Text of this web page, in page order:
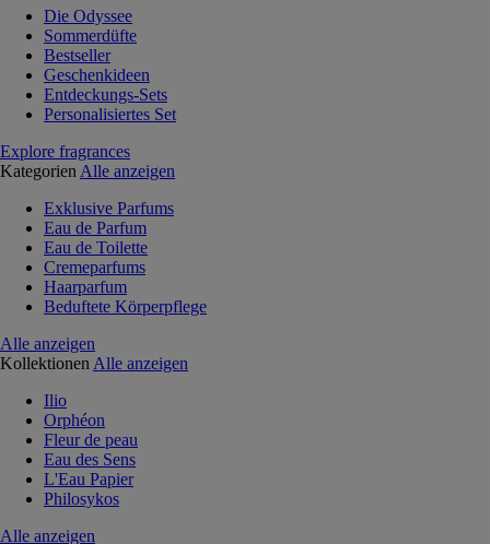
Die Odyssee
Sommerdüfte
Bestseller
Geschenkideen
Entdeckungs-Sets
Personalisiertes Set
Explore fragrances
Kategorien Alle anzeigen
Exklusive Parfums
Eau de Parfum
Eau de Toilette
Cremeparfums
Haarparfum
Beduftete Körperpflege
Alle anzeigen
Kollektionen Alle anzeigen
Ilio
Orphéon
Fleur de peau
Eau des Sens
L'Eau Papier
Philosykos
Alle anzeigen